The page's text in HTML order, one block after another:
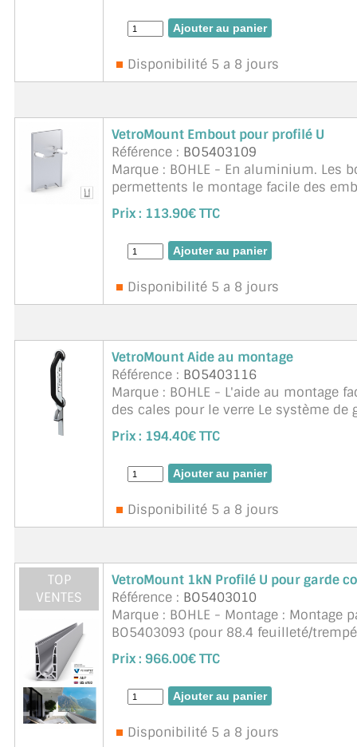
CONSEILS / AIDE
PLAN DU SITE
DÉCONNEXION
Disponibilité 5 a 8 jours
VetroMount Embout pour profilé U
Référence : BO5403109
Marque : BOHLE - En aluminium. Les
permettents le montage facile des
visser ou de coller. Grâce au
Prix : 113.90€ TTC
Disponibilité 5 a 8 jours
VetroMount Aide au montage
Référence : BO5403116
Marque : BOHLE - L'aide au montage
des cales pour le verre Le système
Avis Technique) développé par les
Prix : 194.40€ TTC
Disponibilité 5 a 8 jours
TOP
VENTES
VetroMount 1kN Profilé U pour garde
Référence : BO5403010
Marque : BOHLE - Montage : Montage
BO5403093 (pour 88.4 feuilleté/
E6/C0. Type de produit : Profilé de ...
Prix : 966.00€ TTC
Disponibilité 5 a 8 jours